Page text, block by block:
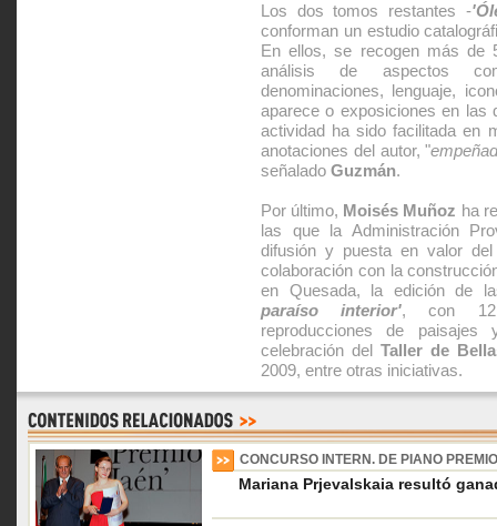
Los dos tomos restantes -
conforman un estudio
En ellos, se recogen más de
análisis de aspectos
denominaciones, lenguaje,
aparece o exposiciones en las
actividad ha sido facilitada en
anotaciones del autor, "
señalado Guzmán.
Por último, Moisés Muñoz ha
las que la Administración
difusión y puesta en valor
colaboración con la
en Quesada, la edición de
paraíso interior', con 12
reproducciones de
celebración delTaller de
2009, entre otras iniciativas.
CONCURSO INTERN. DE PIANO
Mariana Prjevalskaia resultó